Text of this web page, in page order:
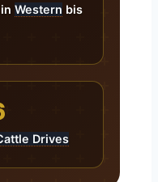
Western bis
Drives